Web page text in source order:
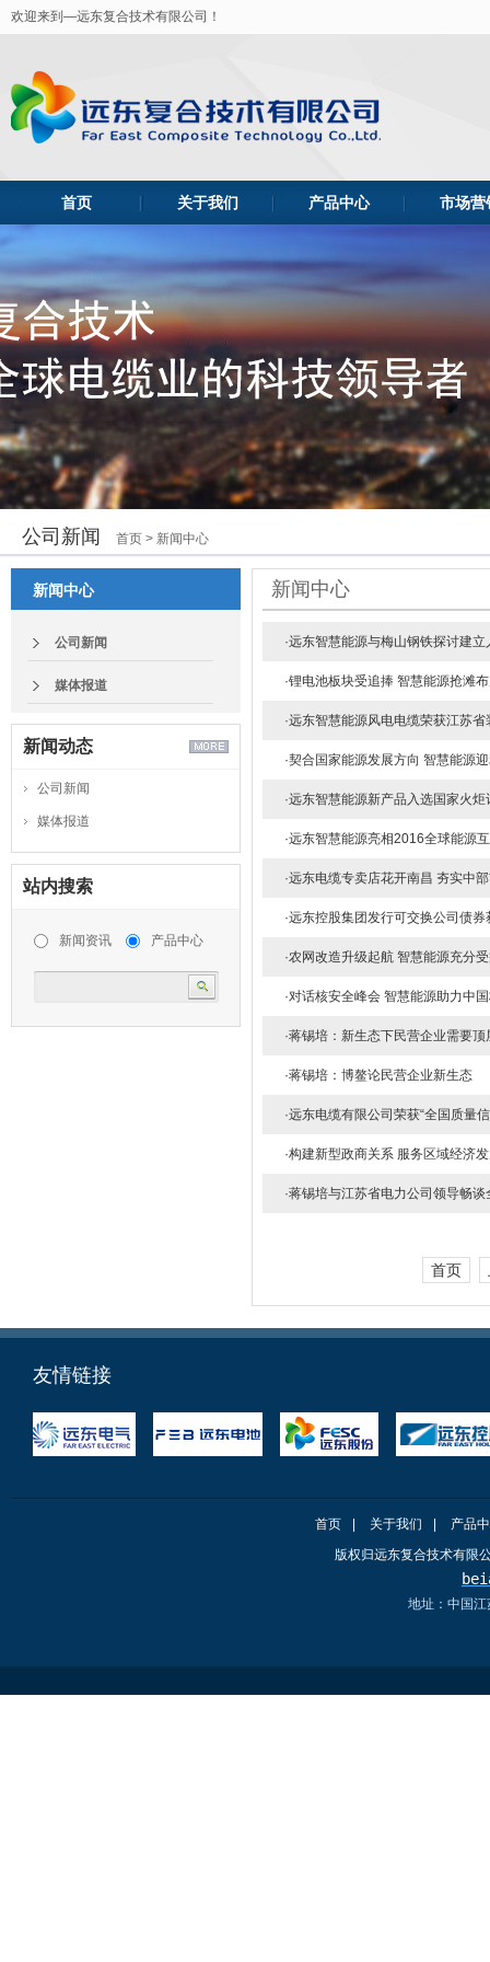
欢迎来到—远东复合技术有限公司！
首页 关于我们 产品中心 市场营
公司新闻 首页 > 新闻中心
新闻中心
公司新闻
媒体报道
新闻动态
公司新闻
媒体报道
站内搜索
新闻资讯 产品中心
新闻中心
·远东智慧能源与梅山钢铁探讨建
·锂电池板块受追捧 智慧能源抢滩
·远东智慧能源风电电缆荣获江苏
·契合国家能源发展方向 智慧能源
·远东智慧能源新产品入选国家火炬
·远东智慧能源亮相2016全球能源
·远东电缆专卖店花开南昌 夯实中
·远东控股集团发行可交换公司债券
·农网改造升级起航 智慧能源充分
·对话核安全峰会 智慧能源助力中国
·蒋锡培：新生态下民营企业需要顶
·蒋锡培：博鳌论民营企业新生态
·远东电缆有限公司荣获“全国质量
·构建新型政商关系 服务区域经济
·蒋锡培与江苏省电力公司领导畅谈
首页
友情链接
首页 关于我们
产品
版权归远东复合技术有限
地址：中国江